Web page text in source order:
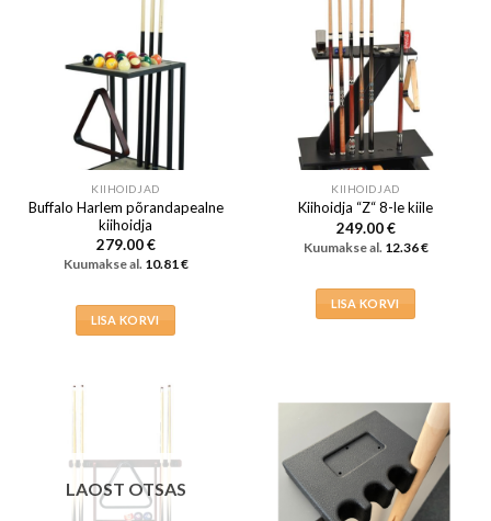
KIIHOIDJAD
Buffalo Harlem põrandapealne
kiihoidja
279.00€
Kuumakse al. 10.81€
LISA KORVI
KIIHOIDJAD
Kiihoidja “Z“ 8-le kiile
249.00€
Kuumakse al. 12.36€
LISA KORVI
LAOST OTSAS